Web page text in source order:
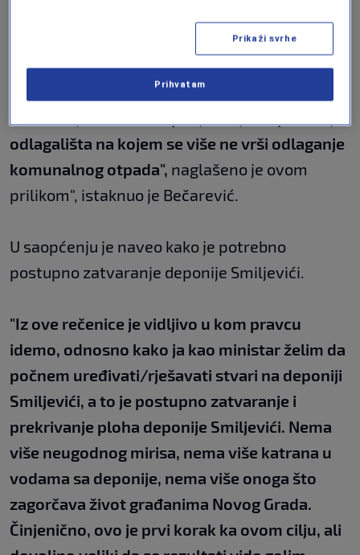
radovima na prekrivanju i zatvaranju ploha
deponije Smiljevići površine od cca 11 ha,
prema glavnom projektu, kao i radovima na
odlagališta na kojem se više ne vrši odlaganje
komunalnog otpada", naglašeno je ovom
prilikom", istaknuo je Bečarević.
U saopćenju je naveo kako je potrebno
postupno zatvaranje deponije Smiljevići.
"Iz ove rečenice je vidljivo u kom pravcu
idemo, odnosno kako ja kao ministar želim da
počnem uređivati/rješavati stvari na deponiji
Smiljevići, a to je postupno zatvaranje i
prekrivanje ploha deponije Smiljevići. Nema
više neugodnog mirisa, nema više katrana u
vodama sa deponije, nema više onoga što
zagorčava život građanima Novog Grada.
Činjenično, ovo je prvi korak ka ovom cilju, ali
Prikaži svrhe
Prihvatam